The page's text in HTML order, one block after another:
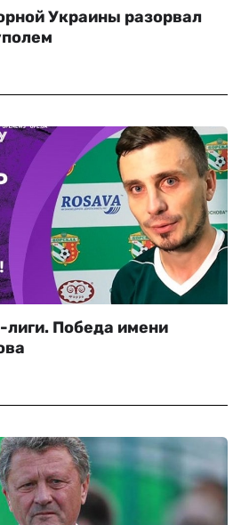
Украины разорвал
Победа имени